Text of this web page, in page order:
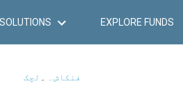
SOLUTIONS EXPLORE FUNDS
فنکاش۔ ۔ لچک